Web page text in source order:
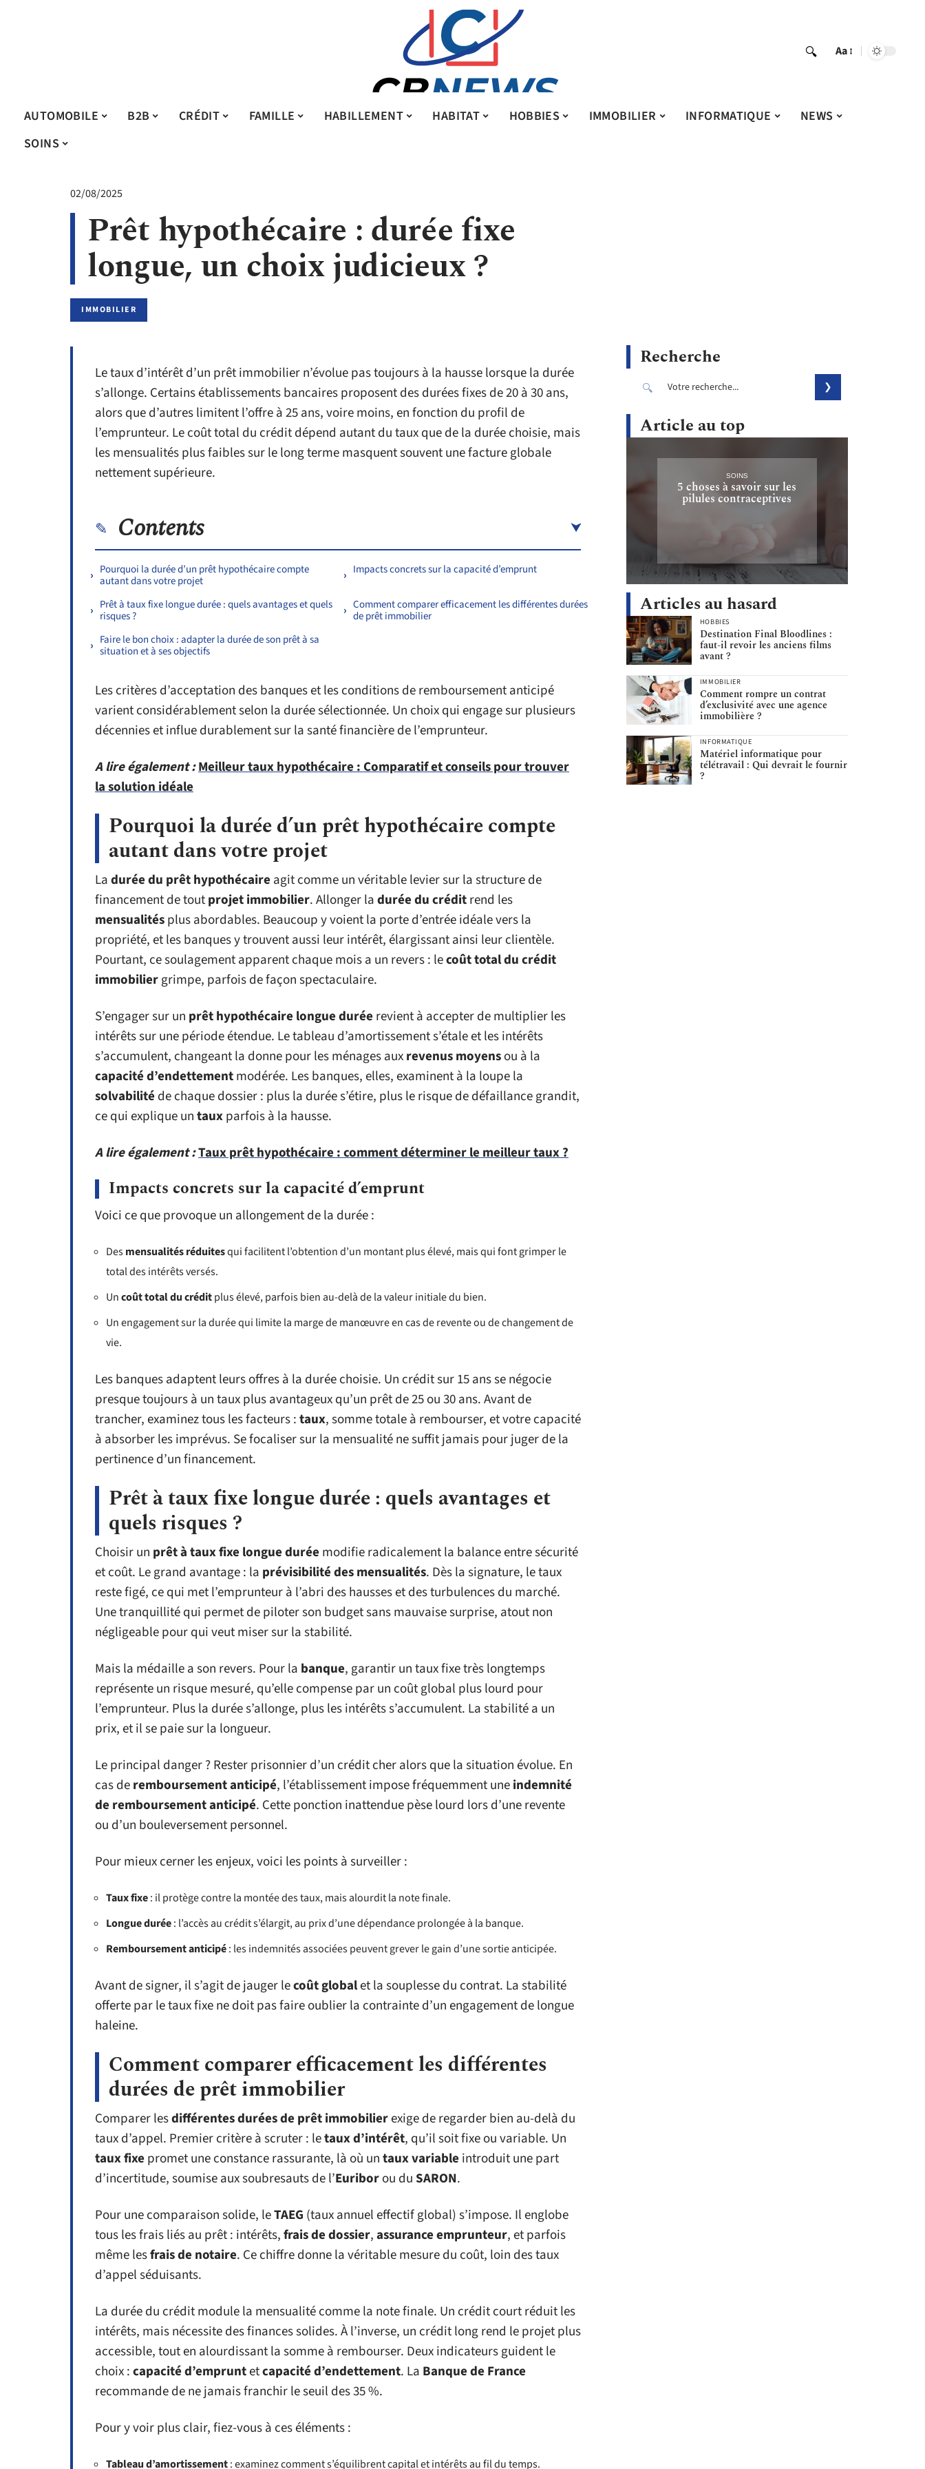
Aa
AUTOMOBILE B2B CRÉDIT FAMILLE HABILLEMENT HABITAT HOBBIES IMMOBILIER INFORMATIQUE
NEWS
SOINS
02/08/2025
Prêt hypothécaire : durée fixe
longue, un choix judicieux ?
IMMOBILIER
Le taux d’intérêt d’un prêt immobilier n’évolue pas toujours à la hausse lorsque la durée
s’allonge. Certains établissements bancaires proposent des durées fixes de 20 à 30 ans,
alors que d’autres limitent l’offre à 25 ans, voire moins, en fonction du profil de
l’emprunteur. Le coût total du crédit dépend autant du taux que de la durée choisie, mais
les mensualités plus faibles sur le long terme masquent souvent une facture globale
nettement supérieure.
Contents
Pourquoi la durée d’un prêt hypothécaire compte
autant dans votre projet
Impacts concrets sur la capacité d’emprunt
Prêt à taux fixe longue durée : quels avantages et quels
risques ?
Comment comparer efficacement les différentes durées
de prêt immobilier
Faire le bon choix : adapter la durée de son prêt à sa
situation et à ses objectifs
Les critères d’acceptation des banques et les conditions de remboursement anticipé
varient considérablement selon la durée sélectionnée. Un choix qui engage sur plusieurs
décennies et influe durablement sur la santé financière de l’emprunteur.
A lire également :Meilleur taux hypothécaire : Comparatif et conseils pour trouver
la solution idéale
Pourquoi la durée d’un prêt hypothécaire compte
autant dans votre projet
Ladurée du prêt hypothécaire agit comme un véritable levier sur la structure de
financement de toutprojet immobilier. Allonger ladurée du créditrend les
mensualitésplus abordables. Beaucoup y voient la porte d’entrée idéale vers la
propriété, et les banques y trouvent aussi leur intérêt, élargissant ainsi leur clientèle.
Pourtant, ce soulagement apparent chaque mois a un revers : lecoût total du crédit
immobiliergrimpe, parfois de façon spectaculaire.
S’engager sur un prêt hypothécaire longue durée revient à accepter de multiplier les
intérêts sur une période étendue. Le tableau d’amortissement s’étale et les intérêts
s’accumulent, changeant la donne pour les ménages auxrevenus moyensou à la
capacité d’endettementmodérée. Les banques, elles, examinent à la loupe la
solvabilité de chaque dossier : plus la durée s’étire, plus le risque de défaillance grandit,
ce qui explique untauxparfois à la hausse.
A lire également :Taux prêt hypothécaire : comment déterminer le meilleur taux ?
Impacts concrets sur la capacité d’emprunt
Voici ce que provoque un allongement de la durée :
Desmensualités réduitesqui facilitent l’obtention d’un montant plus élevé, mais qui font grimper le
total des intérêts versés.
Uncoût total du créditplus élevé, parfois bien au-delà de la valeur initiale du bien.
Un engagement sur la durée qui limite la marge de manœuvre en cas de revente ou de changement de
vie.
Les banques adaptent leurs offres à la durée choisie. Un crédit sur 15 ans se négocie
presque toujours à un taux plus avantageux qu’un prêt de 25 ou 30 ans. Avant de
trancher, examinez tous les facteurs :taux, somme totale à rembourser, et votre capacité
à absorber les imprévus. Se focaliser sur la mensualité ne suffit jamais pour juger de la
pertinence d’un financement.
Prêt à taux fixe longue durée : quels avantages et
quels risques ?
Choisir un prêt à taux fixe longue durée modifie radicalement la balance entre sécurité
et coût. Le grand avantage : la prévisibilité des mensualités. Dès la signature, le taux
reste figé, ce qui met l’emprunteur à l’abri des hausses et des turbulences du marché.
Une tranquillité qui permet de piloter son budget sans mauvaise surprise, atout non
négligeable pour qui veut miser sur la stabilité.
Mais la médaille a son revers. Pour la banque, garantir un taux fixe très longtemps
représente un risque mesuré, qu’elle compense par un coût global plus lourd pour
l’emprunteur. Plus la durée s’allonge, plus les intérêts s’accumulent. La stabilité a un
prix, et il se paie sur la longueur.
Le principal danger ? Rester prisonnier d’un crédit cher alors que la situation évolue. En
cas deremboursement anticipé, l’établissement impose fréquemment uneindemnité
de remboursement anticipé. Cette ponction inattendue pèse lourd lors d’une revente
ou d’un bouleversement personnel.
Pour mieux cerner les enjeux, voici les points à surveiller :
Taux fixe: il protège contre la montée des taux, mais alourdit la note finale.
Longue durée: l’accès au crédit s’élargit, au prix d’une dépendance prolongée à la banque.
Remboursement anticipé: les indemnités associées peuvent grever le gain d’une sortie anticipée.
Avant de signer, il s’agit de jauger lecoût globalet la souplesse du contrat. La stabilité
offerte par le taux fixe ne doit pas faire oublier la contrainte d’un engagement de longue
haleine.
Comment comparer efficacement les différentes
durées de prêt immobilier
Comparer lesdifférentes durées de prêt immobilierexige de regarder bien au-delà du
taux d’appel. Premier critère à scruter : letaux d’intérêt, qu’il soit fixe ou variable. Un
taux fixe promet une constance rassurante, là où untaux variable introduit une part
d’incertitude, soumise aux soubresauts de l’Euriborou duSARON.
Pour une comparaison solide, leTAEG (taux annuel effectif global) s’impose. Il englobe
tous les frais liés au prêt : intérêts,frais de dossier,assurance emprunteur, et parfois
même lesfrais de notaire. Ce chiffre donne la véritable mesure du coût, loin des taux
d’appel séduisants.
La durée du crédit module la mensualité comme la note finale. Un crédit court réduit les
intérêts, mais nécessite des finances solides. À l’inverse, un crédit long rend le projet plus
accessible, tout en alourdissant la somme à rembourser. Deux indicateurs guident le
choix :capacité d’empruntetcapacité d’endettement. La Banque de France
recommande de ne jamais franchir le seuil des 35 %.
Pour y voir plus clair, fiez-vous à ces éléments :
Tableau d’amortissement: examinez comment s’équilibrent capital et intérêts au fil du temps.
Recherche
Article au top
SOINS
5 choses à savoir sur les
pilules contraceptives
Articles au hasard
HOBBIES
Destination Final Bloodlines :
faut-il revoir les anciens films
avant ?
IMMOBILIER
Comment rompre un contrat
d’exclusivité avec une agence
immobilière ?
INFORMATIQUE
Matériel informatique pour
télétravail : Qui devrait le fournir
?